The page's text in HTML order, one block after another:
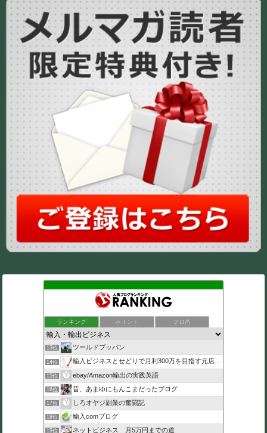
ランキング ポイント ブロ画
13位 ツールドブッパン
14位 輸入ビジネスとせどりで月利300万を目指す元店長のブログ
15位 ebay/Amazon輸出の実践英語
16位 昔、あまゆにもんこまだったブログ
17位 しろオヤジ副業の奮闘記
18位 輸入comブログ
19位 ネットビジネス 月5万円までの道